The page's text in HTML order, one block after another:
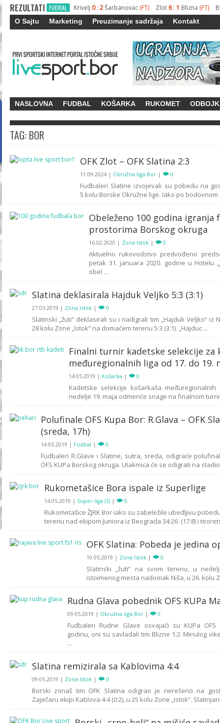
REZULTATI FUDBAL Krivelj 0: 2Šarbanovac (FT) Zlot 6: 1 Blizna (FT)
O Sajtu Marketing Preuzimanje sadržaja Kontakt
NASLOVNA FUDBAL KOŠARKA RUKOMET
TAG: BOR
OFK Zlot – OFK Slatina 2:3
11.09.2024 | Okružna liga Bor | 0
Fudbaleri Slatine izvojevali su pobedu na
5.kolu Borske Okružne lige. Iako po
Obeleženo 100 godina igranja
prostorima Borskog okruga
16.02.2020 | Zona Istok | 0
Aktuelno rukovodstvo predvođeno
petak 31. januara 2020. godine u Hotelu
obel ...
Slatina deklasirala Hajduk Veljko 5:3 (3:1)
27.05.2019 | Zona Istok | 0
Slatinski „žuti“ deklasirali su i nadigrali tim „Hajduk Veljko“ iz
28 kolu Zone „Istok“ na domaćem terenu 5:3 (3:1). „Hajduc ...
Finalni turnir kadetske selekcije za
međuregionalnih liga od 17. do 19.
14.05.2019 | Košarka | 0
Kadetske selekcije košarkaša
nedelje 19. maja odmeriće snage na finalnom
Polufinale OFS Kupa Bor: R.Glava – OFK
(sreda, 17h)
14.05.2019 | Fudbal | 0
Fudbaleri R.Glave i Slatine, sutra, sreda, odigraće
OFS KUPa Borskog okruga. Utakmica će se odigrati na
Rukometašice Bora ispale iz Superlige
14.05.2019 | Super liga (ž) | 0
Rukometašice ŽJRK Bor iako su zabeležile ubedljivu
terenu nad ekipom Juniora iz Beograda 34:26 (17:8) i
OFK Slatina: Pobeda je jedina
10.05.2019 | Zona Istok | 0
Slatinski „žuti“ na svom terenu, u
istoimenog mesta nadomak Niša, u 26. kolu
Rudna Glava pobednik OFS KUPa
09.05.2019 | Okružna liga Bor | 0
Fudbaleri Rudne Glave osvajači su KUPa
godinu, oni su savladali tim Blizne 1:2. Minulog
...
Slatina remizirala sa Kablovima 4:4
09.05.2019 | Zona Istok | 0
Borski zonaš tim OFK Slatina odigrao je nerešeno na
Zaječaru ekipi Kablova 4:4 (0:2), u 25 kolu Zone „Istok“.